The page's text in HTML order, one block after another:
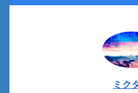
ミク